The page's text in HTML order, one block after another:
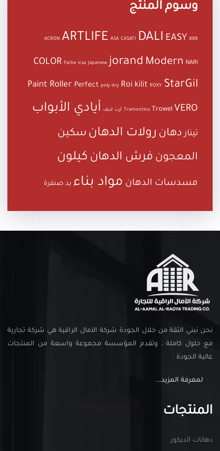
وسوم المنتج
888
ACRON ARTLIFE ASA CASATI DALI EASY
COLOR Farbe icsa Japanese jorand Modern NARI
Paint Roller Perfect poly dry Roi kilit ROXY StarGil
Tramontina Trowel VERO آرت لايف أيادي الأبواب
تينار دهان رولات الدهان سكين
المعجون فرش الدهان كيلون
مسدسات الدهان مواد بناء يد صنفرة
نحن نبني الثقة من خلال الجودة شركة الآمال الراقية هي شركة تجارية
مع حلول كاملة ، وتقدم المؤسسة مجموعة واسعة من المنتجات
عالية الجودة .
لمعرفة المزيد….
المنتجات
دهانات الديكور